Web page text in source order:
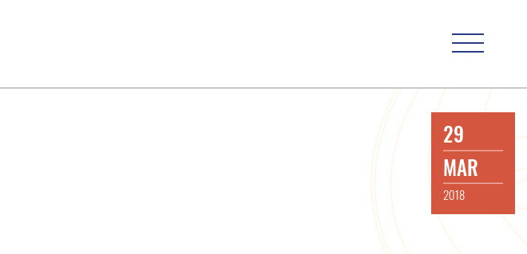
29
MAR
2018